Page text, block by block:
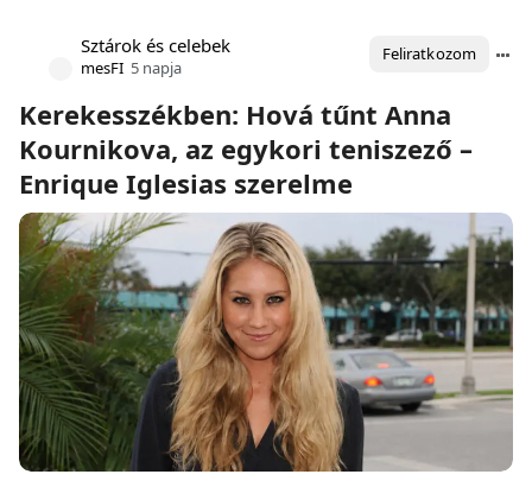
Sztárok és celebek
mesFI 5 napja
Feliratkozom
Kerekesszékben: Hová tűnt Anna
Kournikova, az egykori teniszező –
Enrique Iglesias szerelme